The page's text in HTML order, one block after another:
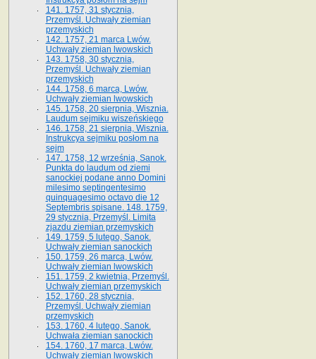
141. 1757, 31 stycznia,
Przemyśl. Uchwały ziemian
przemyskich
142. 1757, 21 marca Lwów.
Uchwały ziemian lwowskich
143. 1758, 30 stycznia,
Przemyśl. Uchwały ziemian
przemyskich
144. 1758, 6 marca, Lwów.
Uchwały ziemian lwowskich
145. 1758, 20 sierpnia, Wisznia.
Laudum sejmiku wiszeńskiego
146. 1758, 21 sierpnia, Wisznia.
Instrukcya sejmiku posłom na
sejm
147. 1758, 12 września, Sanok.
Punkta do laudum od ziemi
sanockiej podane anno Domini
milesimo septingentesimo
quinquagesimo octavo die 12
Septembris spisane. 148. 1759,
29 stycznia, Przemyśl. Limita
zjazdu ziemian przemyskich
149. 1759, 5 lutego, Sanok.
Uchwały ziemian sanockich
150. 1759, 26 marca, Lwów.
Uchwały ziemian lwowskich
151. 1759, 2 kwietnia, Przemyśl.
Uchwały ziemian przemyskich
152. 1760, 28 stycznia,
Przemyśl. Uchwały ziemian
przemyskich
153. 1760, 4 lutego, Sanok.
Uchwała ziemian sanockich
154. 1760, 17 marca, Lwów.
Uchwały ziemian lwowskich